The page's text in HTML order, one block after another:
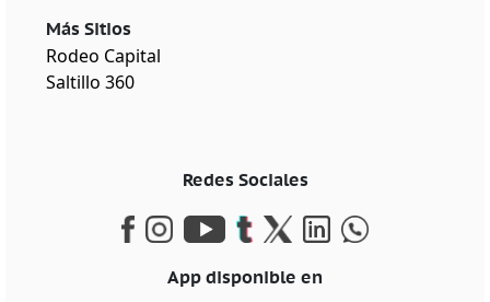
Más Sitios
Rodeo Capital
Saltillo 360
Redes Sociales
App disponible en